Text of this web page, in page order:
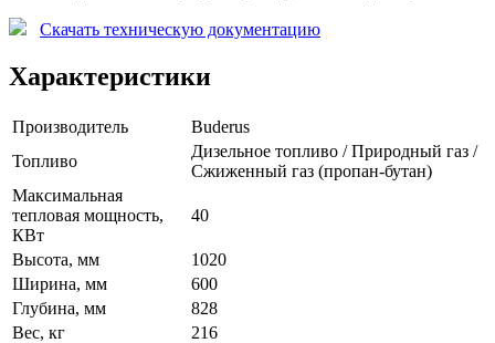
Скачать техническую документацию
Характеристики
Производитель
Buderus
Топливо
Дизельное топливо / Природный газ /
Сжиженный газ (пропан-бутан)
Максимальная
тепловая мощность,
КВт
40
Высота, мм
1020
Ширина, мм
600
Глубина, мм
828
Вес, кг
216